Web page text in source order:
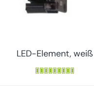
LED-Element, weiß